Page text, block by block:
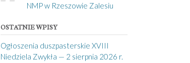
NMP w Rzeszowie Zalesiu
OSTATNIE WPISY
Ogłoszenia duszpasterskie XVIII
Niedziela Zwykła — 2 sierpnia 2026 r.